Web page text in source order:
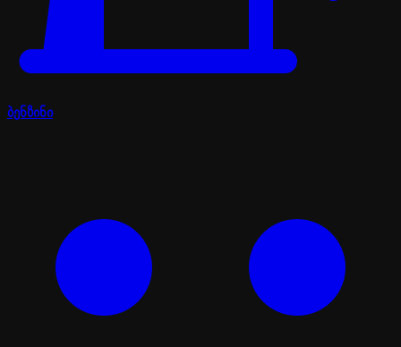
ბენზინი